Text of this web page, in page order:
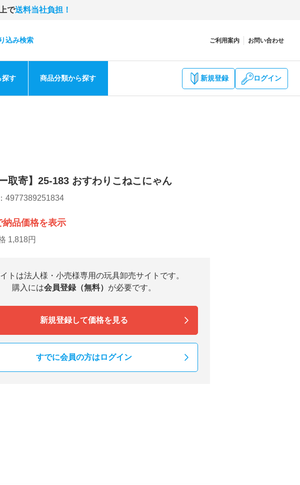
で送料当社負担！
込み検索 ご利用案内 お問い合わせ
探す 商品分類から探す 新規登録 ログイン
取寄】25-183 おすわりこねこにゃん
4977389251834
納品価格を表示
1,818円
トは法人様・小売様専用の玩具卸売サイトです。
購入には会員登録（無料） が必要です。
新規登録して価格を見る
すでに会員の方はログイン